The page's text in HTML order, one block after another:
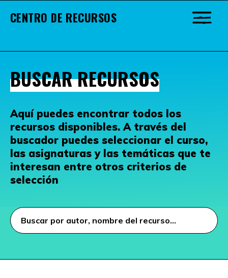
CENTRO DE RECURSOS
BUSCAR RECURSOS
Aquí puedes encontrar todos los
recursos disponibles. A través del
buscador puedes seleccionar el curso,
las asignaturas y las temáticas que te
interesan entre otros criterios de
selección